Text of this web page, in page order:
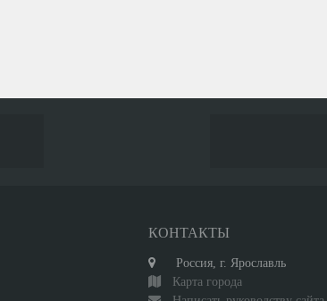
КОНТАКТЫ
Россия, г. Ярославль
Карта города